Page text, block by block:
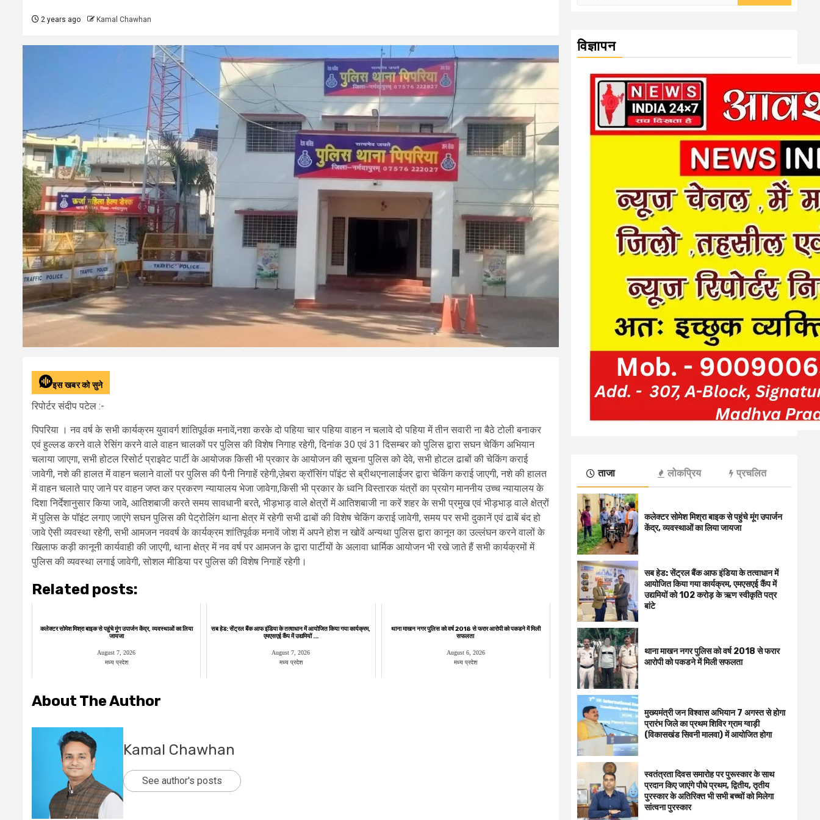
2 years ago Kamal Chawhan
इस खबर को सुने
रिपोर्टर संदीप पटेल :-
पिपरिया । नव वर्ष के सभी कार्यक्रम युवावर्ग शांतिपूर्वक मनावें,नशा करके दो पहिया चार पहिया वाहन न चलावे दो पहिया में तीन सवारी ना बैठे टोली बनाकर
एवं हुल्लड करने वाले रेसिंग करने वाले वाहन चालकों पर पुलिस की विशेष निगाह रहेगी, दिनांक 30 एवं 31 दिसम्बर को पुलिस द्वारा सघन चेकिंग अभियान
चलाया जाएगा, सभी होटल रिसोर्ट प्राइवेट पार्टी के आयोजक किसी भी प्रकार के आयोजन की सूचना पुलिस को देवे, सभी होटल ढाबों की चेकिंग कराई
जावेगी, नशे की हालत में वाहन चलाने वालों पर पुलिस की पैनी निगाहें रहेगी,ज़ेबरा क्रॉसिंग पॉइंट से ब्रीथएनालाईजर द्वारा चेकिंग कराई जाएगी, नशे की हालत
में वाहन चलाते पाए जाने पर वाहन जप्त कर प्रकरण न्यायालय भेजा जावेगा,किसी भी प्रकार के ध्वनि विस्तारक यंत्रों का प्रयोग माननीय उच्च न्यायालय के
दिशा निर्देशानुसार किया जावे, आतिशबाजी करते समय सावधानी बरते, भीड़भाड़ वाले क्षेत्रों में आतिशबाजी ना करें शहर के सभी प्रमुख एवं भीड़भाड़ वाले क्षेत्रों
में पुलिस के पॉइंट लगाए जाएंगे सघन पुलिस की पेट्रोलिंग थाना क्षेत्र में रहेगी सभी ढाबों की विशेष चेकिंग कराई जावेगी, समय पर सभी दुकानें एवं ढाबें बंद हो
जावे ऐसी व्यवस्था रहेगी, सभी आमजन नववर्ष के कार्यक्रम शांतिपूर्वक मनावें जोश में अपने होश न खोवें अन्यथा पुलिस द्वारा कानून का उल्लंघन करने वालों के
खिलाफ कड़ी कानूनी कार्यवाही की जाएगी, थाना क्षेत्र में नव वर्ष पर आमजन के द्वारा पार्टीयों के अलावा धार्मिक आयोजन भी रखे जाते हैं सभी कार्यक्रमों में
पुलिस की व्यवस्था लगाई जावेगी, सोशल मीडिया पर पुलिस की विशेष निगाहें रहेगी।
Related posts:
कलेक्टर सोमेश मिश्रा बाइक से पहुंचे मूंग उपार्जन केंद्र, व्यवस्थाओं का लिया
जायजा
August 7, 2026
मध्य प्रदेश
सब हेड: सेंट्रल बैंक आफ इंडिया के तत्वाधान में आयोजित किया गया कार्यक्रम,
एमएसएई कैंप में उद्यमियों ...
August 7, 2026
मध्य प्रदेश
थाना माखन नगर पुलिस को वर्ष 2018 से फरार आरोपी को पकडने में मिली
सफलता
August 6, 2026
मध्य प्रदेश
About The Author
Kamal Chawhan
See author's posts
विज्ञापन
ताजा लोकप्रिय प्रचलित
कलेक्टर सोमेश मिश्रा बाइक से पहुंचे मूंग उपार्जन
केंद्र, व्यवस्थाओं का लिया जायजा
सब हेड: सेंट्रल बैंक आफ इंडिया के तत्वाधान में
आयोजित किया गया कार्यक्रम, एमएसएई कैंप में
उद्यमियों को 102 करोड़ के ऋण स्वीकृति पत्र
बांटे
थाना माखन नगर पुलिस को वर्ष 2018 से फरार
आरोपी को पकडने में मिली सफलता
मुख्यमंत्री जन विश्वास अभियान 7 अगस्त से होगा
प्रारंभ जिले का प्रथम शिविर ग्राम ग्वाड़ी
(विकासखंड सिवनी मालवा) में आयोजित होगा
स्वतंत्रता दिवस समारोह पर पुरूस्‍कार के साथ
प्रदान किए जाएंगे पौधे प्रथम, द्वितीय, तृतीय
पुरस्कार के अतिरिक्त भी सभी बच्चों को मिलेगा
सांत्वना पुरस्कार